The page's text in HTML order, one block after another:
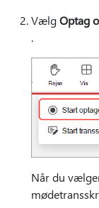
VælgOptag
.
Når du